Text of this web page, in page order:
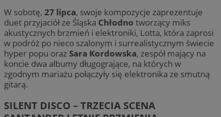
W sobotę, 27 lipca, swoje kompozycje zaprezentuje
duet przyjaciół ze Śląska Chłodno tworzący miks
akustycznych brzmień i elektroniki, Lotta, która zaprosi
w podróż po nieco szalonym i surrealistycznym świecie
hyper popu oraz Sara Kordowska, zespół mający na
koncie dwa albumy długogrające, na których w
zgodnym mariażu połączyły się elektronika ze smutną
gitarą.
SILENT DISCO – TRZECIA SCENA